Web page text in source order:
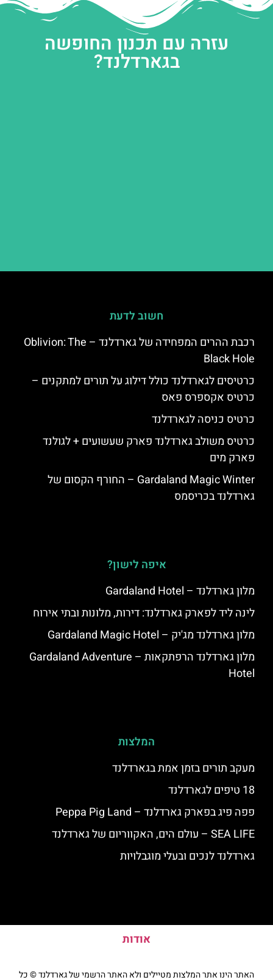
עזרה עם תכנון החופשה
בגארדלנד?
חשוב לדעת
רכבת ההרים המפחידה של גארדלנד – Oblivion: The
Black Hole
כרטיסים לגארדלנד כולל דילוג על תורים למתקנים –
כרטיס אקספרס פאס
כרטיס כניסה לגארדלנד
כרטיס משולב גארדלנד פארק שעשועים + לגולנד
פארק מים
Gardaland Magic Winter – החורף הקסום של
גארדלנד בכריסמס
איפה לישון?
מלון גארדלנד – Gardaland Hotel
לינה ליד לפארק גארדלנד: דירות, מלונות ובתי אירוח
מלון גארדלנד מג'יק – Gardaland Magic Hotel
מלון גארדלנד הרפתקאות – Gardaland Adventure
Hotel
המלצות
מעקב תורים בזמן אמת בגארדלנד
18 טיפים לגארדלנד
פפה פיג בפארק גארדלנד – Peppa Pig Land
SEA LIFE – עולם הים, האקווריום של גארדלנד
גארדלנד לנכים ובעלי מוגבלויות
אודות
האתר הינו אתר המלצות מטיילים ולא האתר הרשמי של גארדלנד © כל